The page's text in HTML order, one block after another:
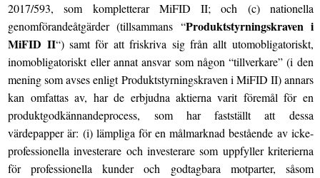
2017/593, som kompletterar MiFID II; och (c) nationella
genomförandeåtgärder (tillsammans “Produktstyrningskraven i
MiFID II“) samt för att friskriva sig från allt utomobligatoriskt,
inomobligatoriskt eller annat ansvar som någon “tillverkare” (i den
mening som avses enligt Produktstyrningskraven i MiFID II) annars
kan omfattas av, har de erbjudna aktierna varit föremål för en
produktgodkännandeprocess, som har fastställt att dessa
värdepapper är: (i) lämpliga för en målmarknad bestående av icke-
professionella investerare och investerare som uppfyller kriterierna
för professionella kunder och godtagbara motparter, såsom